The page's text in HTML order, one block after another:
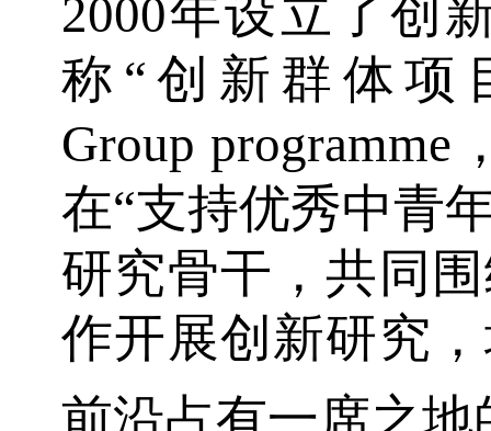
2000年设立了创
称“创新群体项
Group
在“支持优秀中青
研究骨干，共同
作开展创新研究
前沿占有一席之地